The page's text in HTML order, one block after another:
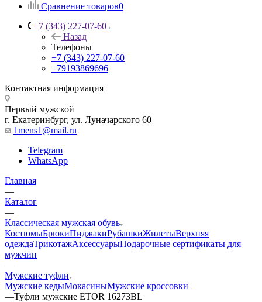
Сравнение товаров0
+7 (343) 227-07-60
Назад
Телефоны
+7 (343) 227-07-60
+79193869696
Контактная информация
Первый мужской
г. Екатеринбург, ул. Луначарского 60
1mens1@mail.ru
Telegram
WhatsApp
Главная
—
Каталог
—
Классическая мужская обувь
КостюмыБрюкиПиджакиРубашкиЖилетыВерхняя
одеждаТрикотажАксессуарыПодарочные сертификаты для
мужчин
—
Мужские туфли
Мужские кедыМокасиныМужские кроссовки
—Туфли мужские ETOR 16273BL